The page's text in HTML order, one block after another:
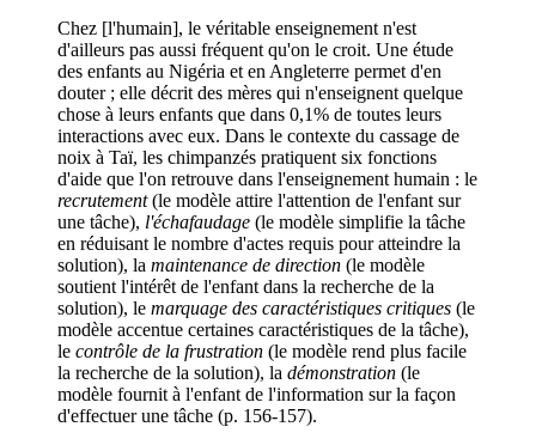
Chez [l'humain], le véritable enseignement n'est
d'ailleurs pas aussi fréquent qu'on le croit. Une étude
des enfants au Nigéria et en Angleterre permet d'en
douter ; elle décrit des mères qui n'enseignent quelque
chose à leurs enfants que dans 0,1% de toutes leurs
interactions avec eux. Dans le contexte du cassage de
noix à Taï, les chimpanzés pratiquent six fonctions
d'aide que l'on retrouve dans l'enseignement humain : le
recrutement(le modèle attire l'attention de l'enfant sur
une tâche), l'échafaudage (le modèle simplifie la tâche
en réduisant le nombre d'actes requis pour atteindre la
solution), la maintenance de direction (le modèle
soutient l'intérêt de l'enfant dans la recherche de la
solution), le marquage des caractéristiques critiques (le
modèle accentue certaines caractéristiques de la tâche),
le contrôle de la frustration (le modèle rend plus facile
la recherche de la solution), la démonstration (le
modèle fournit à l'enfant de l'information sur la façon
d'effectuer une tâche (p. 156-157).